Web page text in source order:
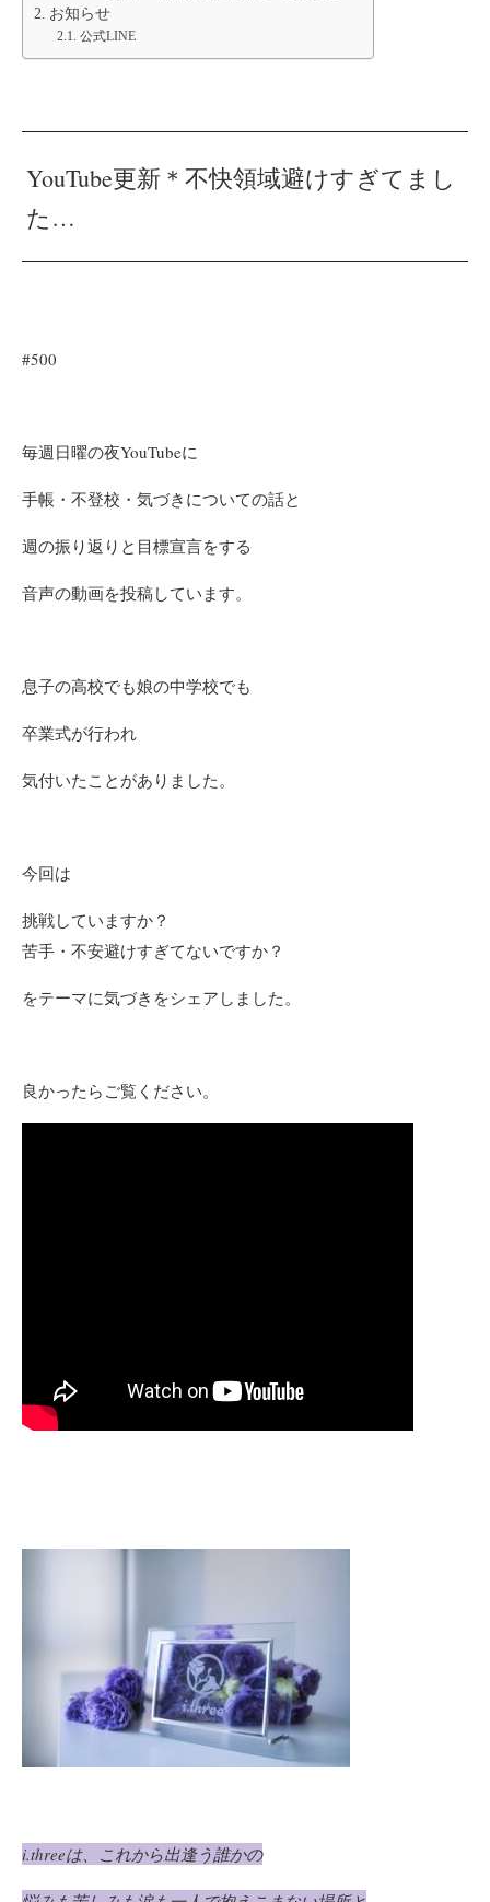
お知らせ
公式LINE
YouTube更新＊不快領域避けすぎてまし
た…
#500
毎週日曜の夜YouTubeに
手帳・不登校・気づきについての話と
週の振り返りと目標宣言をする
音声の動画を投稿しています。
息子の高校でも娘の中学校でも
卒業式が行われ
気付いたことがありました。
今回は
挑戦していますか？
苦手・不安避けすぎてないですか？
をテーマに気づきをシェアしました。
良かったらご覧ください。
i.threeは、これから出逢う誰かの